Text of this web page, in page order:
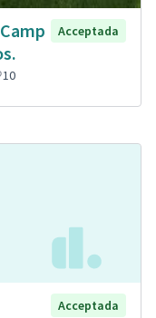
Acceptada
10
Acceptada